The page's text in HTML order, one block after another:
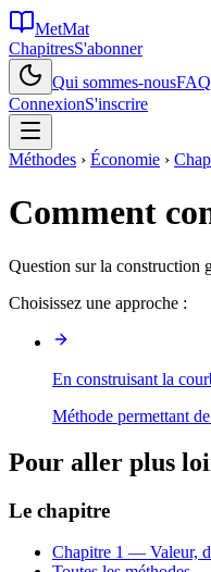
MetMat
ChapitresS'abonner
Qui sommes-nousFAQ
ConnexionS'inscrire
Méthodes › Économie ›
Comment
Question sur la construction
Choisissez une approche :
En construisant la
Méthode permettant
Pour aller plus
Le chapitre
Chapitre 1 — Valeur,